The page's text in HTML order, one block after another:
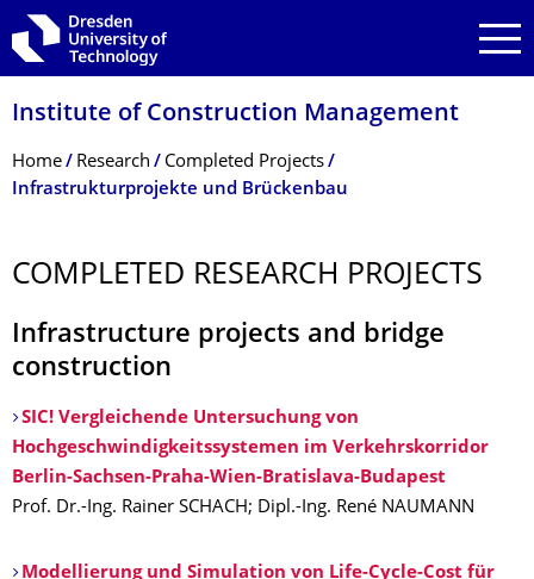
Skip to main navigation
Skip to search
Skip to content
Institute of Construction Management
Breadcrumb Menu
Home Research
Completed Projects
Infrastrukturprojekte und Brückenbau
COMPLETED RESEARCH PROJECTS
Infrastructure projects and bridge
construction
SIC! Vergleichende Untersuchung von
Hochgeschwindigkeitssystemen im Verkehrskorridor
Berlin-Sachsen-Praha-Wien-Bratislava-Budapest
Prof. Dr.-Ing. Rainer SCHACH; Dipl.-Ing. René NAUMANN
Modellierung und Simulation von Life-Cycle-Cost für